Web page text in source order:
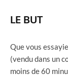
LE BUT
Que vous
(vendu dans un
moins de 60